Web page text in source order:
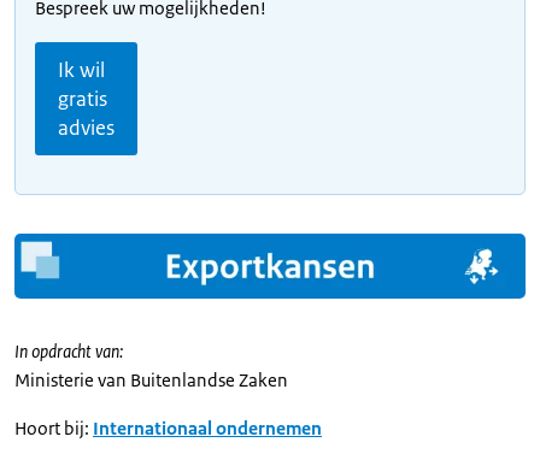
Bespreek uw mogelijkheden!
Ik wil
gratis
advies
In opdracht van:
Ministerie van Buitenlandse Zaken
Hoort bij: Internationaal ondernemen